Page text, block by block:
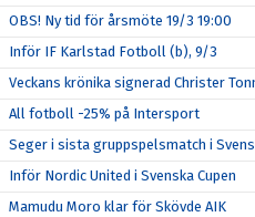
OBS! Ny tid för årsmöte 19/3 19:00
Inför IF Karlstad Fotboll (b), 9/3
Veckans krönika signerad Christer
All fotboll -25% på Intersport
Seger i sista gruppspelsmatch i
Inför Nordic United i Svenska Cupen
Mamudu Moro klar för Skövde AIK